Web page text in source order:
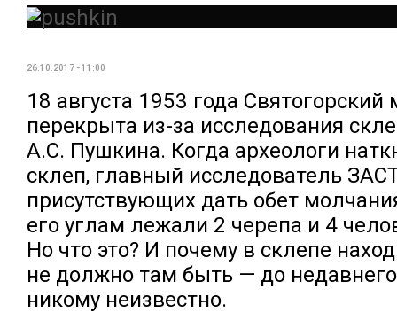
26.10.2017 - 11:00
18 августа 1953 года
перекрыта из-за исследования
А.С. Пушкина. Когда археологи
склеп, главный исследователь
присутствующих дать обет
его углам лежали 2 черепа и 4
Но что это? И почему в склепе
не должно там быть — до
никому неизвестно.